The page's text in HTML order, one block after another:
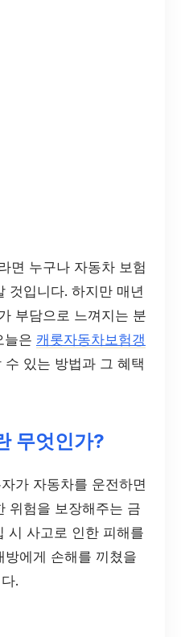
면 누구나 자동차 보험
것입니다. 하지만 매년
부담으로 느껴지는 분
늘은 캐롯자동차보험갱
있는 방법과 그 혜택
무엇인가?
가 자동차를 운전하면
위험을 보장해주는 금
시 사고로 인한 피해를
방에게 손해를 끼쳤을
.